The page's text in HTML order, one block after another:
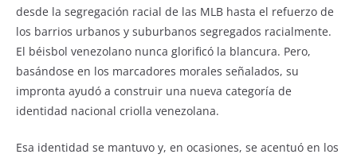
desde la segregación racial de las MLB hasta el refuerzo de
los barrios urbanos y suburbanos segregados racialmente.
El béisbol venezolano nunca glorificó la blancura. Pero,
basándose en los marcadores morales señalados, su
impronta ayudó a construir una nueva categoría de
identidad nacional criolla venezolana.
Esa identidad se mantuvo y, en ocasiones, se acentuó en los